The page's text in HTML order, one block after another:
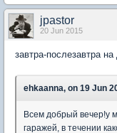
jpastor
20 Jun 2015
завтра-послезавтра
ehkaanna, on 19 Jun
Всем добрый вечер!у
гаражей, в течении